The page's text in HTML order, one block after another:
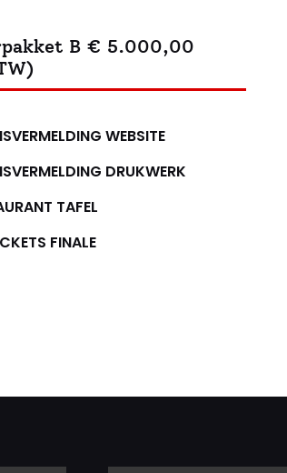
B € 5.000,00
WEBSITE
DRUKWERK
TAFEL
FINALE